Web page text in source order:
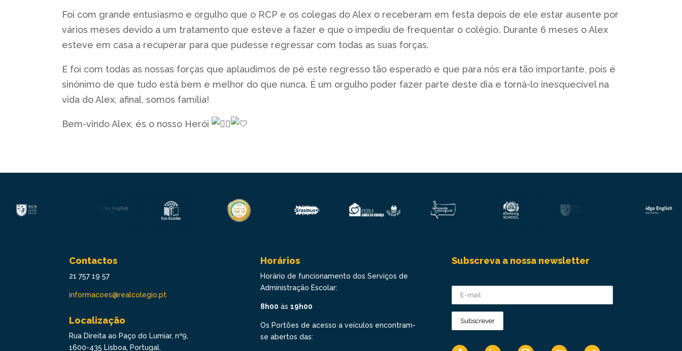
Foi com grande entusiasmo e orgulho que o RCP e os colegas do Alex o receberam em festa depois de ele estar ausente por
vários meses devido a um tratamento que esteve a fazer e que o impediu de frequentar o colégio. Durante 6 meses o Alex
esteve em casa a recuperar para que pudesse regressar com todas as suas forças.
E foi com todas as nossas forças que aplaudimos de pé este regresso tão esperado e que para nós era tão importante, pois é
sinónimo de que tudo está bem e melhor do que nunca. É um orgulho poder fazer parte deste dia e torná-lo inesquecível na
vida do Alex, afinal, somos família!
Bem-vindo Alex, és o nosso Herói
Contactos
21 757 19 57
informacoes@realcolegio.pt
Localização
Rua Direita ao Paço do Lumiar, nº9,
1600-435 Lisboa, Portugal.
Horários
Horário de funcionamento dos Serviços de
Administração Escolar:
8h00 às 19h00
Os Portões de acesso a veículos encontram-
se abertos das:
Subscreva a nossa newsletter